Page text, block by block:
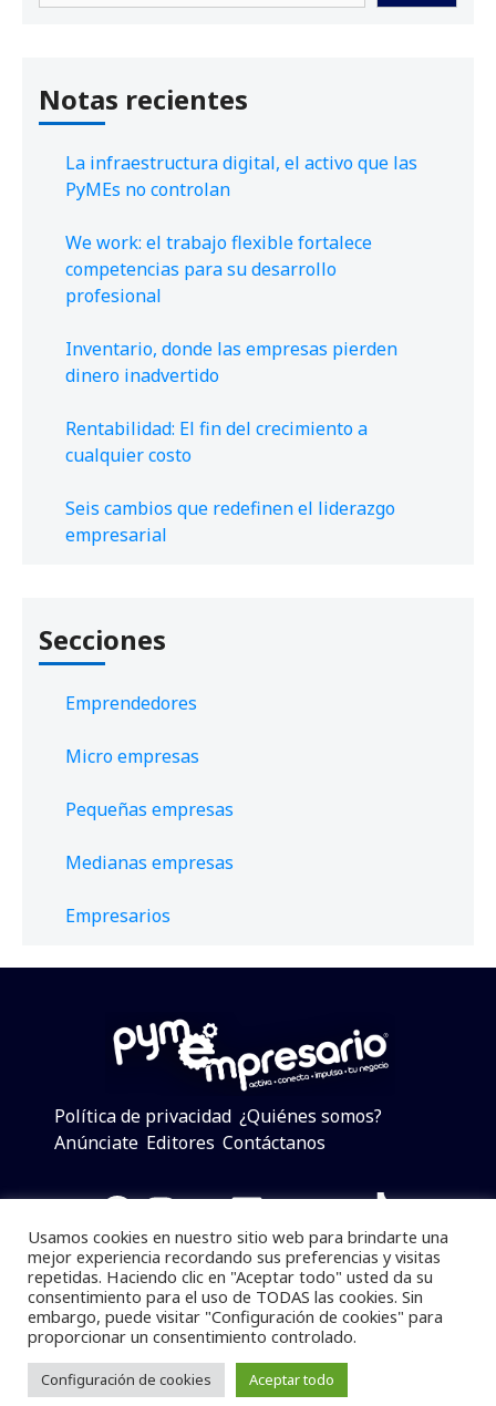
Notas recientes
La infraestructura digital, el activo que las
PyMEs no controlan
We work: el trabajo flexible fortalece
competencias para su desarrollo
profesional
Inventario, donde las empresas pierden
dinero inadvertido
Rentabilidad: El fin del crecimiento a
cualquier costo
Seis cambios que redefinen el liderazgo
empresarial
Secciones
Emprendedores
Micro empresas
Pequeñas empresas
Medianas empresas
Empresarios
Política de privacidad ¿Quiénes somos?
Anúnciate Editores Contáctanos
Facebook
Instagram
Twitter
LinkedIn
Telegram
YouTube
TikTok
Pymempresario © 2025 Todos los derechos reservados.
Se prohibe el uso de la información total o parcial sin
dar referencia a la fuente.
Desarrollado poryalla ya!
Usamos cookies en nuestro sitio web para brindarte una
mejor experiencia recordando sus preferencias y visitas
repetidas. Haciendo clic en "Aceptar todo" usted da su
consentimiento para el uso de TODAS las cookies. Sin
embargo, puede visitar "Configuración de cookies" para
proporcionar un consentimiento controlado.
Configuración de cookies Aceptar todo